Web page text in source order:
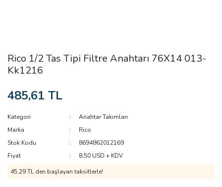
Rico 1/2 Tas Tipi Filtre Anahtarı 76X14 013-
Kk1216
485,61 TL
Kategori
Anahtar Takımları
Marka
Rico
Stok Kodu
8694862012169
Fiyat
8,50 USD + KDV
45,29 TL den başlayan taksitlerle!